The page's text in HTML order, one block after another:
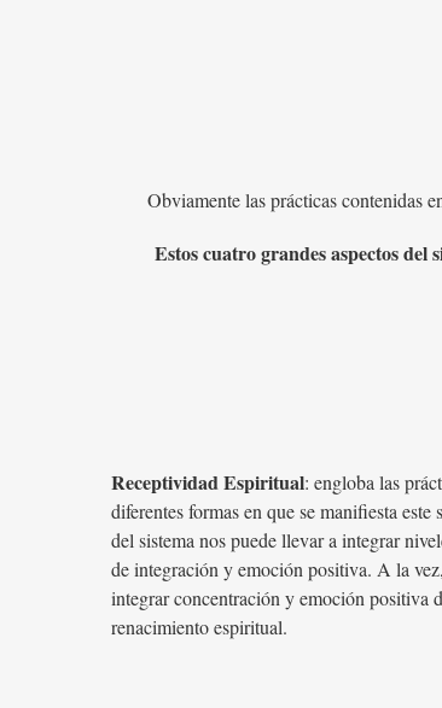
Obviamente las prácticas contenidas
Estos cuatro grandes aspectos
Receptividad Espiritual: engloba las
diferentes formas en que se manifiesta
del sistema nos puede llevar a integrar
de integración y emoción positiva. A la
integrar concentración y emoción positiva
renacimiento espiritual.